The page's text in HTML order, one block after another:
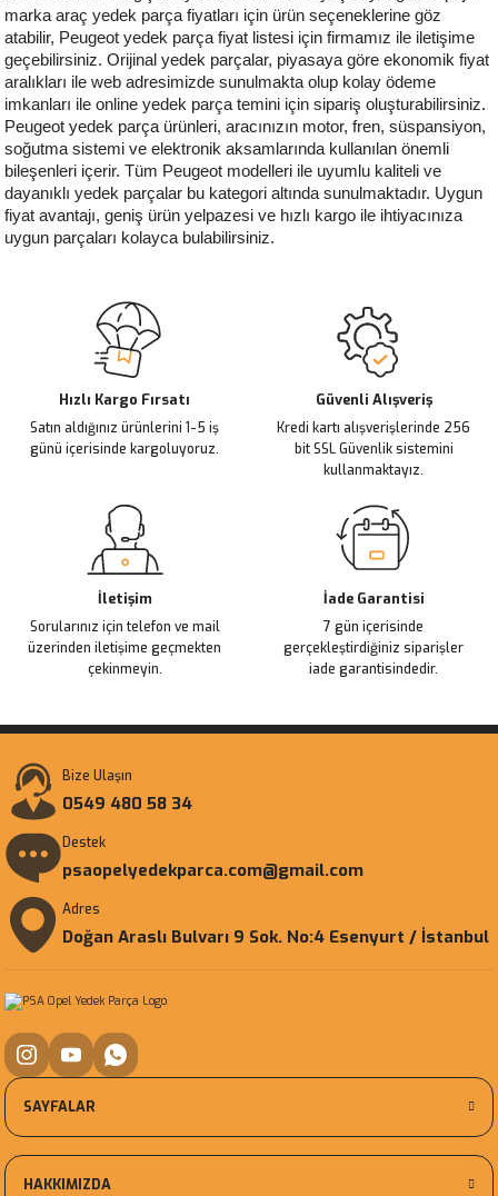
marka araç yedek parça fiyatları için ürün seçeneklerine göz
atabilir, Peugeot yedek parça fiyat listesi için firmamız ile iletişime
geçebilirsiniz. Orijinal yedek parçalar, piyasaya göre ekonomik fiyat
aralıkları ile web adresimizde sunulmakta olup kolay ödeme
imkanları ile online yedek parça temini için sipariş oluşturabilirsiniz.
Peugeot yedek parça ürünleri, aracınızın motor, fren, süspansiyon,
soğutma sistemi ve elektronik aksamlarında kullanılan önemli
bileşenleri içerir. Tüm Peugeot modelleri ile uyumlu kaliteli ve
dayanıklı yedek parçalar bu kategori altında sunulmaktadır. Uygun
fiyat avantajı, geniş ürün yelpazesi ve hızlı kargo ile ihtiyacınıza
uygun parçaları kolayca bulabilirsiniz.
Hızlı Kargo Fırsatı
Satın aldığınız ürünlerini 1-5 iş
günü içerisinde kargoluyoruz.
Güvenli Alışveriş
Kredi kartı alışverişlerinde 256
bit SSL Güvenlik sistemini
kullanmaktayız.
İletişim
Sorularınız için telefon ve mail
üzerinden iletişime geçmekten
çekinmeyin.
İade Garantisi
7 gün içerisinde
gerçekleştirdiğiniz siparişler
iade garantisindedir.
Bize Ulaşın
0549 480 58 34
Destek
psaopelyedekparca.com@gmail.com
Adres
Doğan Araslı Bulvarı 9 Sok. No:4 Esenyurt / İstanbul
SAYFALAR
HAKKIMIZDA